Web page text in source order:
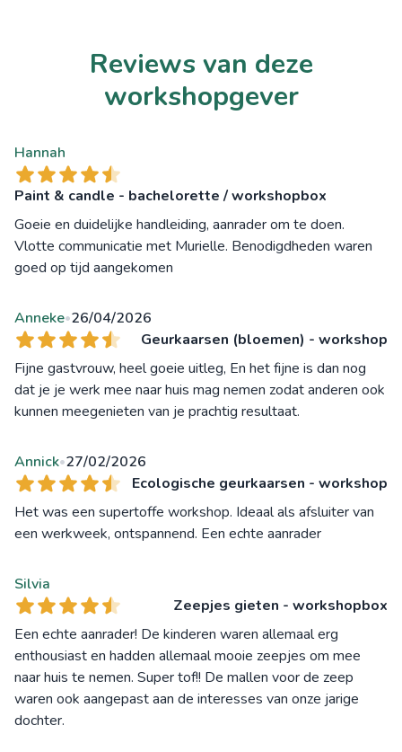
Reviews van deze
workshopgever
Hannah
Paint & candle - bachelorette / workshopbox
Goeie en duidelijke handleiding, aanrader om te doen.
Vlotte communicatie met Murielle. Benodigdheden waren
goed op tijd aangekomen
Anneke•26/04/2026
Geurkaarsen (bloemen) - workshop
Fijne gastvrouw, heel goeie uitleg, En het fijne is dan nog
dat je je werk mee naar huis mag nemen zodat anderen ook
kunnen meegenieten van je prachtig resultaat.
Annick•27/02/2026
Ecologische geurkaarsen - workshop
Het was een supertoffe workshop. Ideaal als afsluiter van
een werkweek, ontspannend. Een echte aanrader
Silvia
Zeepjes gieten - workshopbox
Een echte aanrader! De kinderen waren allemaal erg
enthousiast en hadden allemaal mooie zeepjes om mee
naar huis te nemen. Super tof!! De mallen voor de zeep
waren ook aangepast aan de interesses van onze jarige
dochter.